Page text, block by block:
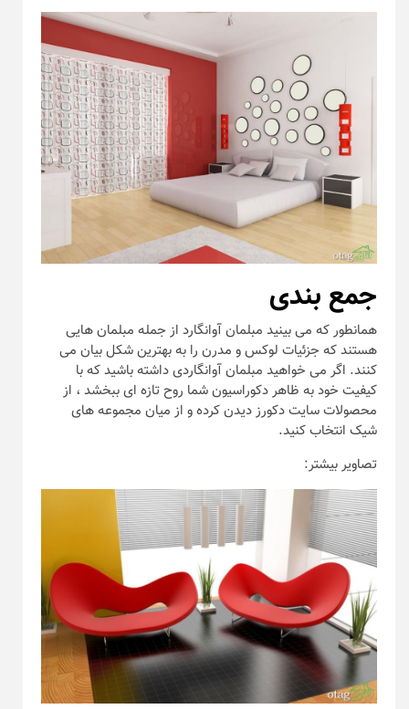
جمع بندی
همانطور که می بینید مبلمان آوانگارد از جمله مبلمان هایی
هستند که جزئیات لوکس و مدرن را به بهترین شکل بیان می
کنند. اگر می خواهید مبلمان آوانگاردی داشته باشید که با
کیفیت خود به ظاهر دکوراسیون شما روح تازه ای ببخشد ، از
محصولات سایت دکورز دیدن کرده و از میان مجموعه های
شیک انتخاب کنید.
تصاویر بیشتر: